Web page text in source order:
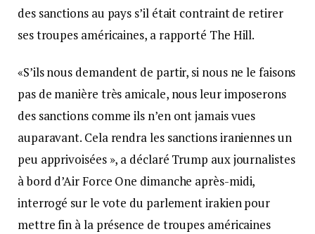
des sanctions au pays s’il était contraint de retirer
ses troupes américaines, a rapporté The Hill.
«S’ils nous demandent de partir, si nous ne le faisons
pas de manière très amicale, nous leur imposerons
des sanctions comme ils n’en ont jamais vues
auparavant. Cela rendra les sanctions iraniennes un
peu apprivoisées », a déclaré Trump aux journalistes
à bord d’Air Force One dimanche après-midi,
interrogé sur le vote du parlement irakien pour
mettre fin à la présence de troupes américaines